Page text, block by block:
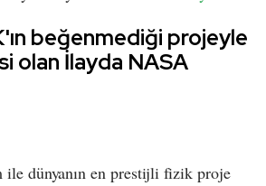
beğenmediği projeyle
olan İlayda NASA
dünyanın en prestijli fizik proje